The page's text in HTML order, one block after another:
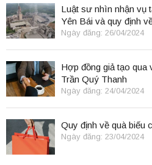
Luật sư nhìn nhận vụ
Yên Bái và quy định
Ngày đăng: 26/04/2024
Hợp đồng giả tạo qua
Trần Quý Thanh
Ngày đăng: 24/04/2024
Quy định về quà biếu
Ngày đăng: 23/04/2024